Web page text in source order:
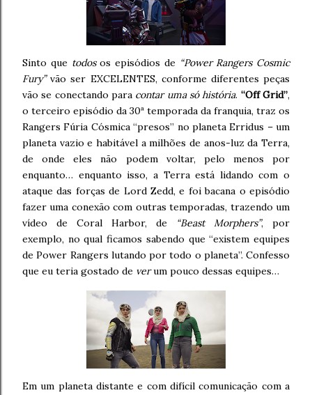
Sinto que todosos episódios de “Power Rangers Cosmic
Fury”vão ser EXCELENTES, conforme diferentes peças
vão se conectando para contar uma só história. “Off Grid”,
o terceiro episódio da 30ª temporada da franquia, traz os
Rangers Fúria Cósmica “presos” no planeta Erridus – um
planeta vazio e habitável a milhões de anos-luz da Terra,
de onde eles não podem voltar, pelo menos por
enquanto… enquanto isso, a Terra está lidando com o
ataque das forças de Lord Zedd, e foi bacana o episódio
fazer uma conexão com outras temporadas, trazendo um
vídeo de Coral Harbor, de
“Beast Morphers”, por
exemplo, no qual ficamos sabendo que “existem equipes
de Power Rangers lutando por todo o planeta”. Confesso
que eu teria gostado de verum pouco dessas equipes…
Em um planeta distante e com difícil comunicação com a